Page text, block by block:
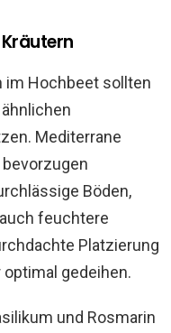
im Hochbeet sollten
Mediterrane
bevorzugen
Böden,
feuchtere
Platzierung
gedeihen.
und Rosmarin